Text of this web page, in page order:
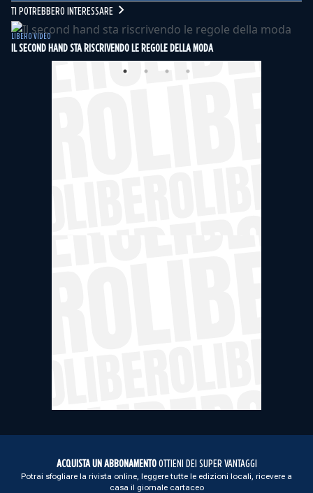
TI POTREBBERO INTERESSARE
LIBERO VIDEO
IL SECOND HAND STA RISCRIVENDO LE REGOLE DELLA MODA
ACQUISTA UN ABBONAMENTOOTTIENI DEI SUPER VANTAGGI
Potrai sfogliare la rivista online, leggere tutte le edizioni locali, ricevere a
casa il giornale cartaceo